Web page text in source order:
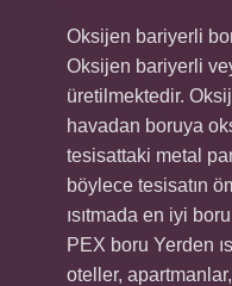
Oksijen bariyerli
Oksijen bariyerli
üretilmektedir.
havadan boruya
tesisattaki metal
böylece tesisatın
ısıtmada en iyi
PEX boru Yerden
oteller,